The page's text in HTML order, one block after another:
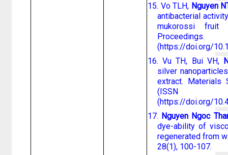
15. Vo TLH, Nguyen
antibacterial
mukorossi fruit
(https://doi.org/
16. Vu TH, Bui VH,
silver
extract. Materials
(https://doi.org/
17. Nguyen Ngoc
dye-ability of
regenerated from
28(1), 100-107.